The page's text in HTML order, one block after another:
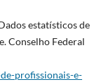
estatísticos de
Conselho Federal
profissionais-e-